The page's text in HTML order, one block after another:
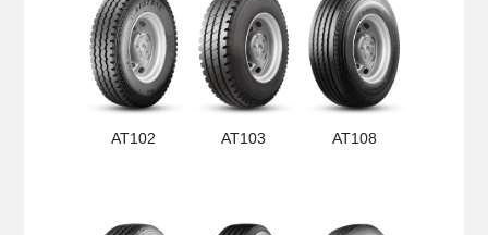
AT102 AT103 AT108